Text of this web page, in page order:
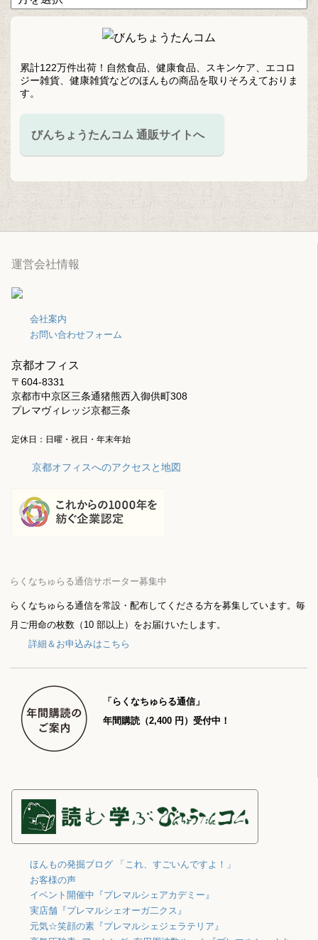
累計122万件出荷！自然食品、健康食品、スキンケア、エコロ
ジー雑貨、健康雑貨などのほんもの商品を取りそろえておりま
す。
びんちょうたんコム 通販サイトへ
運営会社情報
会社案内
お問い合わせフォーム
京都オフィス
〒604-8331
京都市中京区三条通猪熊西入御供町308
プレマヴィレッジ京都三条
定休日：日曜・祝日・年末年始
京都オフィスへのアクセスと地図
らくなちゅらる通信サポーター募集中
らくなちゅらる通信を常設・配布してくださる方を募集しています。毎
月ご用命の枚数（10 部以上）をお届けいたします。
詳細＆お申込みはこちら
「らくなちゅらる通信」
年間購読（2,400 円）受付中！
ほんもの発掘ブログ 「これ、すごいんですよ！」
お客様の声
イベント開催中『プレマルシェアカデミー』
実店舗『プレマルシェオーガ二クス』
元気☆笑顔の素『プレマルシェジェラテリア』